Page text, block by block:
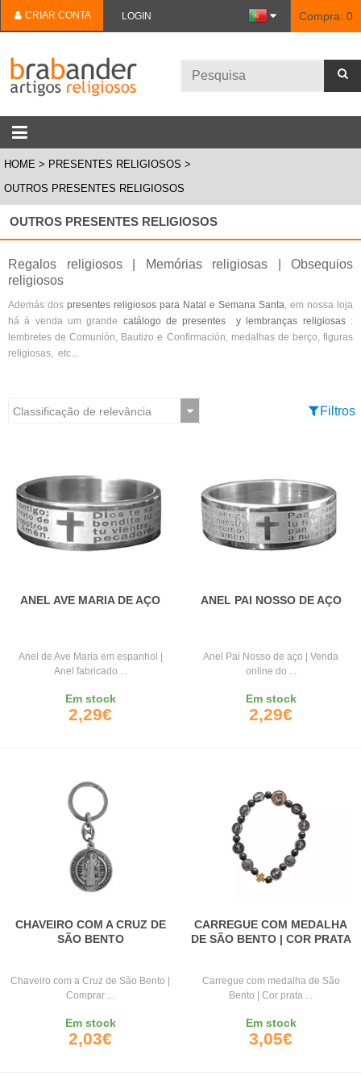
CRIAR CONTA LOGIN Compra: 0
HOME
PRESENTES RELIGIOSOS
OUTROS PRESENTES RELIGIOSOS
OUTROS PRESENTES RELIGIOSOS
Regalos religiosos | Memórias religiosas | Obsequios
religiosos
Además dos presentes religiosos para Natal e Semana Santa, em nossa loja
há à venda um grande catálogo de presentes y lembranças religiosas :
lembretes de Comunión, Bautizo e Confirmación, medalhas de berço, figuras
religiosas, etc...
Filtros
ANEL AVE MARIA DE AÇO
Anel de Ave Maria em espanhol |
Anel fabricado ...
Em stock
2,29€
ANEL PAI NOSSO DE AÇO
Anel Pai Nosso de aço | Venda
online do ...
Em stock
2,29€
CHAVEIRO COM A CRUZ DE
SÃO BENTO
Chaveiro com a Cruz de São Bento |
Comprar ...
Em stock
2,03€
CARREGUE COM MEDALHA
DE SÃO BENTO | COR PRATA
Carregue com medalha de São
Bento | Cor prata ...
Em stock
3,05€